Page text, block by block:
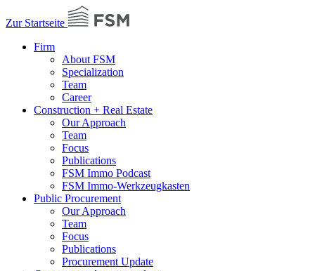
Zur Startseite
Firm
About FSM
Specialization
Team
Career
Construction + Real Estate
Our Approach
Team
Focus
Publications
FSM Immo Podcast
FSM Immo-Werkzeugkasten
Public Procurement
Our Approach
Team
Focus
Publications
Procurement Update